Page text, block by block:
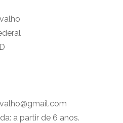
a partir de 6 anos.